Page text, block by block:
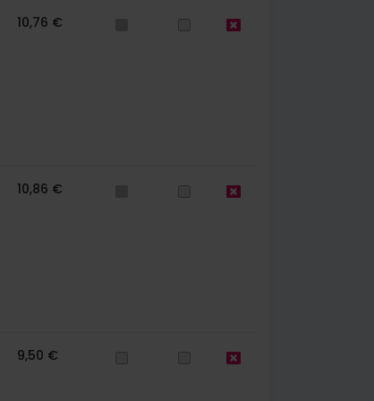
10,76 €
10,86 €
9,50 €